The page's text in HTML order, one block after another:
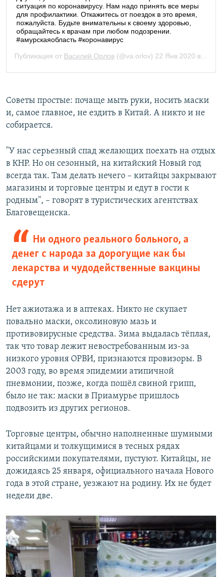
Советы простые: почаще мыть руки, носить маски
и, самое главное, не ездить в Китай. А никто и не
собирается.
"У нас серьезный спад желающих поехать на отдых
в КНР. Но он сезонный, на китайский Новый год
всегда так. Там делать нечего – китайцы закрывают
магазины и торговые центры и едут в гости к
родным", – говорят в туристических агентствах
Благовещенска.
Ни одного реального больного, а
денег с народа за дорогущие как бы
лекарства и чудодейственные вакцины
сдерут
Нет ажиотажа и в аптеках. Никто не скупает
повально маски, оксолиновую мазь и
противовирусные средства. Зима выдалась тёплая,
так что товар лежит невостребованным из-за
низкого уровня ОРВИ, признаются провизоры. В
2003 году, во время эпидемии атипичной
пневмонии, позже, когда пошёл свиной грипп,
было не так: маски в Приамурье пришлось
подвозить из других регионов.
Торговые центры, обычно наполненные шумными
китайцами и толкущимися в тесных рядах
российскими покупателями, пустуют. Китайцы, не
дожидаясь 25 января, официального начала Нового
года в этой стране, уезжают на родину. Их не будет
недели две.